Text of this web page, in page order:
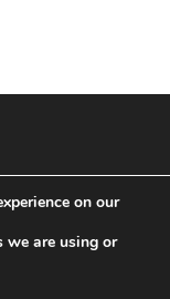
on our
we are using or